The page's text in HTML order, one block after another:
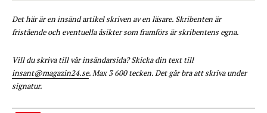
Det här är en insänd artikel skriven av en läsare. Skribenten är
fristående och eventuella åsikter som framförs är skribentens egna.
Vill du skriva till vår insändarsida? Skicka din text till
insant@magazin24.se. Max 3 600 tecken. Det går bra att skriva under
signatur.